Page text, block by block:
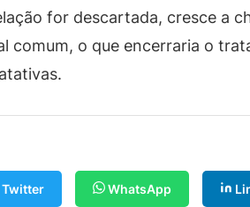
for descartada, cresce a
comum, o que encerraria o
Twitter WhatsApp